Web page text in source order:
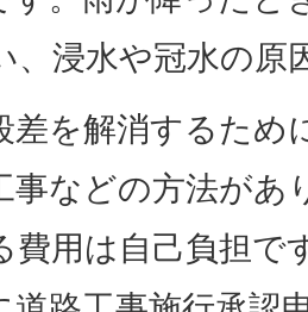
、浸水や冠水の原
差を解消するため
事などの方法があ
費用は自己負担で